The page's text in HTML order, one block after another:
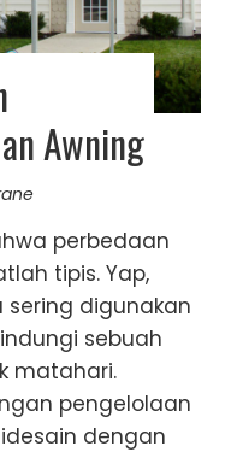
Awning
perbedaan
tipis. Yap,
sering digunakan
sebuah
matahari.
pengelolaan
dengan